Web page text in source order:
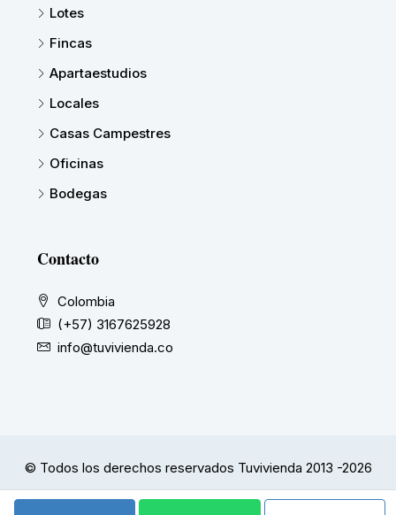
Lotes
Fincas
Apartaestudios
Locales
Casas Campestres
Oficinas
Bodegas
Contacto
Colombia
(+57) 3167625928
info@tuvivienda.co
© Todos los derechos reservados Tuvivienda 2013 -2026